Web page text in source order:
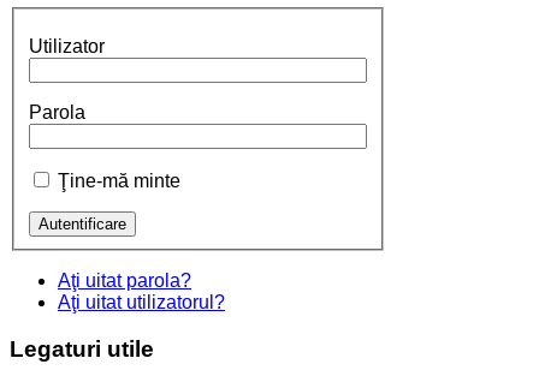
Utilizator
Parola
Ţine-mă minte
Aţi uitat parola?
Aţi uitat utilizatorul?
Legaturi utile